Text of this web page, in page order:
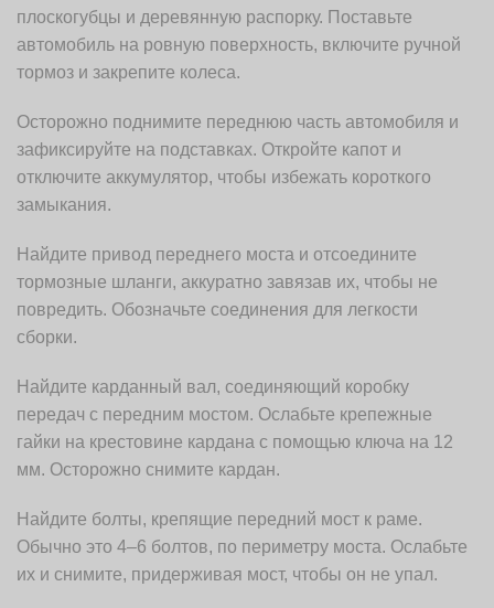
плоскогубцы и деревянную распорку. Поставьте
автомобиль на ровную поверхность, включите ручной
тормоз и закрепите колеса.
Осторожно поднимите переднюю часть автомобиля и
зафиксируйте на подставках. Откройте капот и
отключите аккумулятор, чтобы избежать короткого
замыкания.
Найдите привод переднего моста и отсоедините
тормозные шланги, аккуратно завязав их, чтобы не
повредить. Обозначьте соединения для легкости
сборки.
Найдите карданный вал, соединяющий коробку
передач с передним мостом. Ослабьте крепежные
гайки на крестовине кардана с помощью ключа на 12
мм. Осторожно снимите кардан.
Найдите болты, крепящие передний мост к раме.
Обычно это 4–6 болтов, по периметру моста. Ослабьте
их и снимите, придерживая мост, чтобы он не упал.